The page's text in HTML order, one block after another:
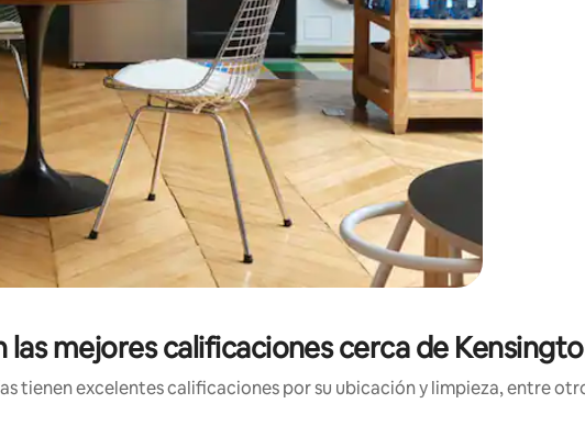
mejores calificaciones cerca de
tienen excelentes calificaciones por su ubicación y limpieza, entre